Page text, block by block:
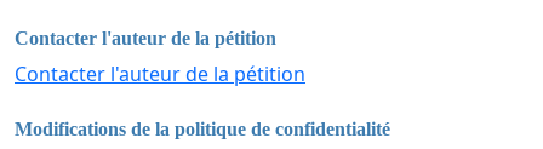
Contacter l'auteur de la pétition
Contacter l'auteur de la pétition
Modifications de la politique de confidentialité